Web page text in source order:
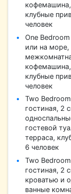
клубные
человек
One
или на море,
клубные
человек
Two
гостиная, 2
гостевой
терраса,
6 человек
Two
гостиная, 2
кроватью и
ванные